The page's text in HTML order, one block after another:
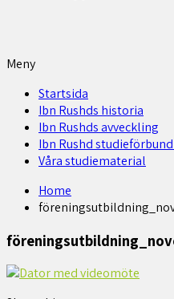
Meny
Startsida
Ibn Rushds historia
Ibn Rushds avveckling
Ibn Rushd
Våra studiematerial
Home